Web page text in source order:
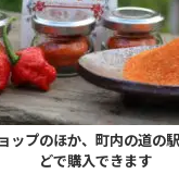
ップのほか、町内の道の
どで購入できます